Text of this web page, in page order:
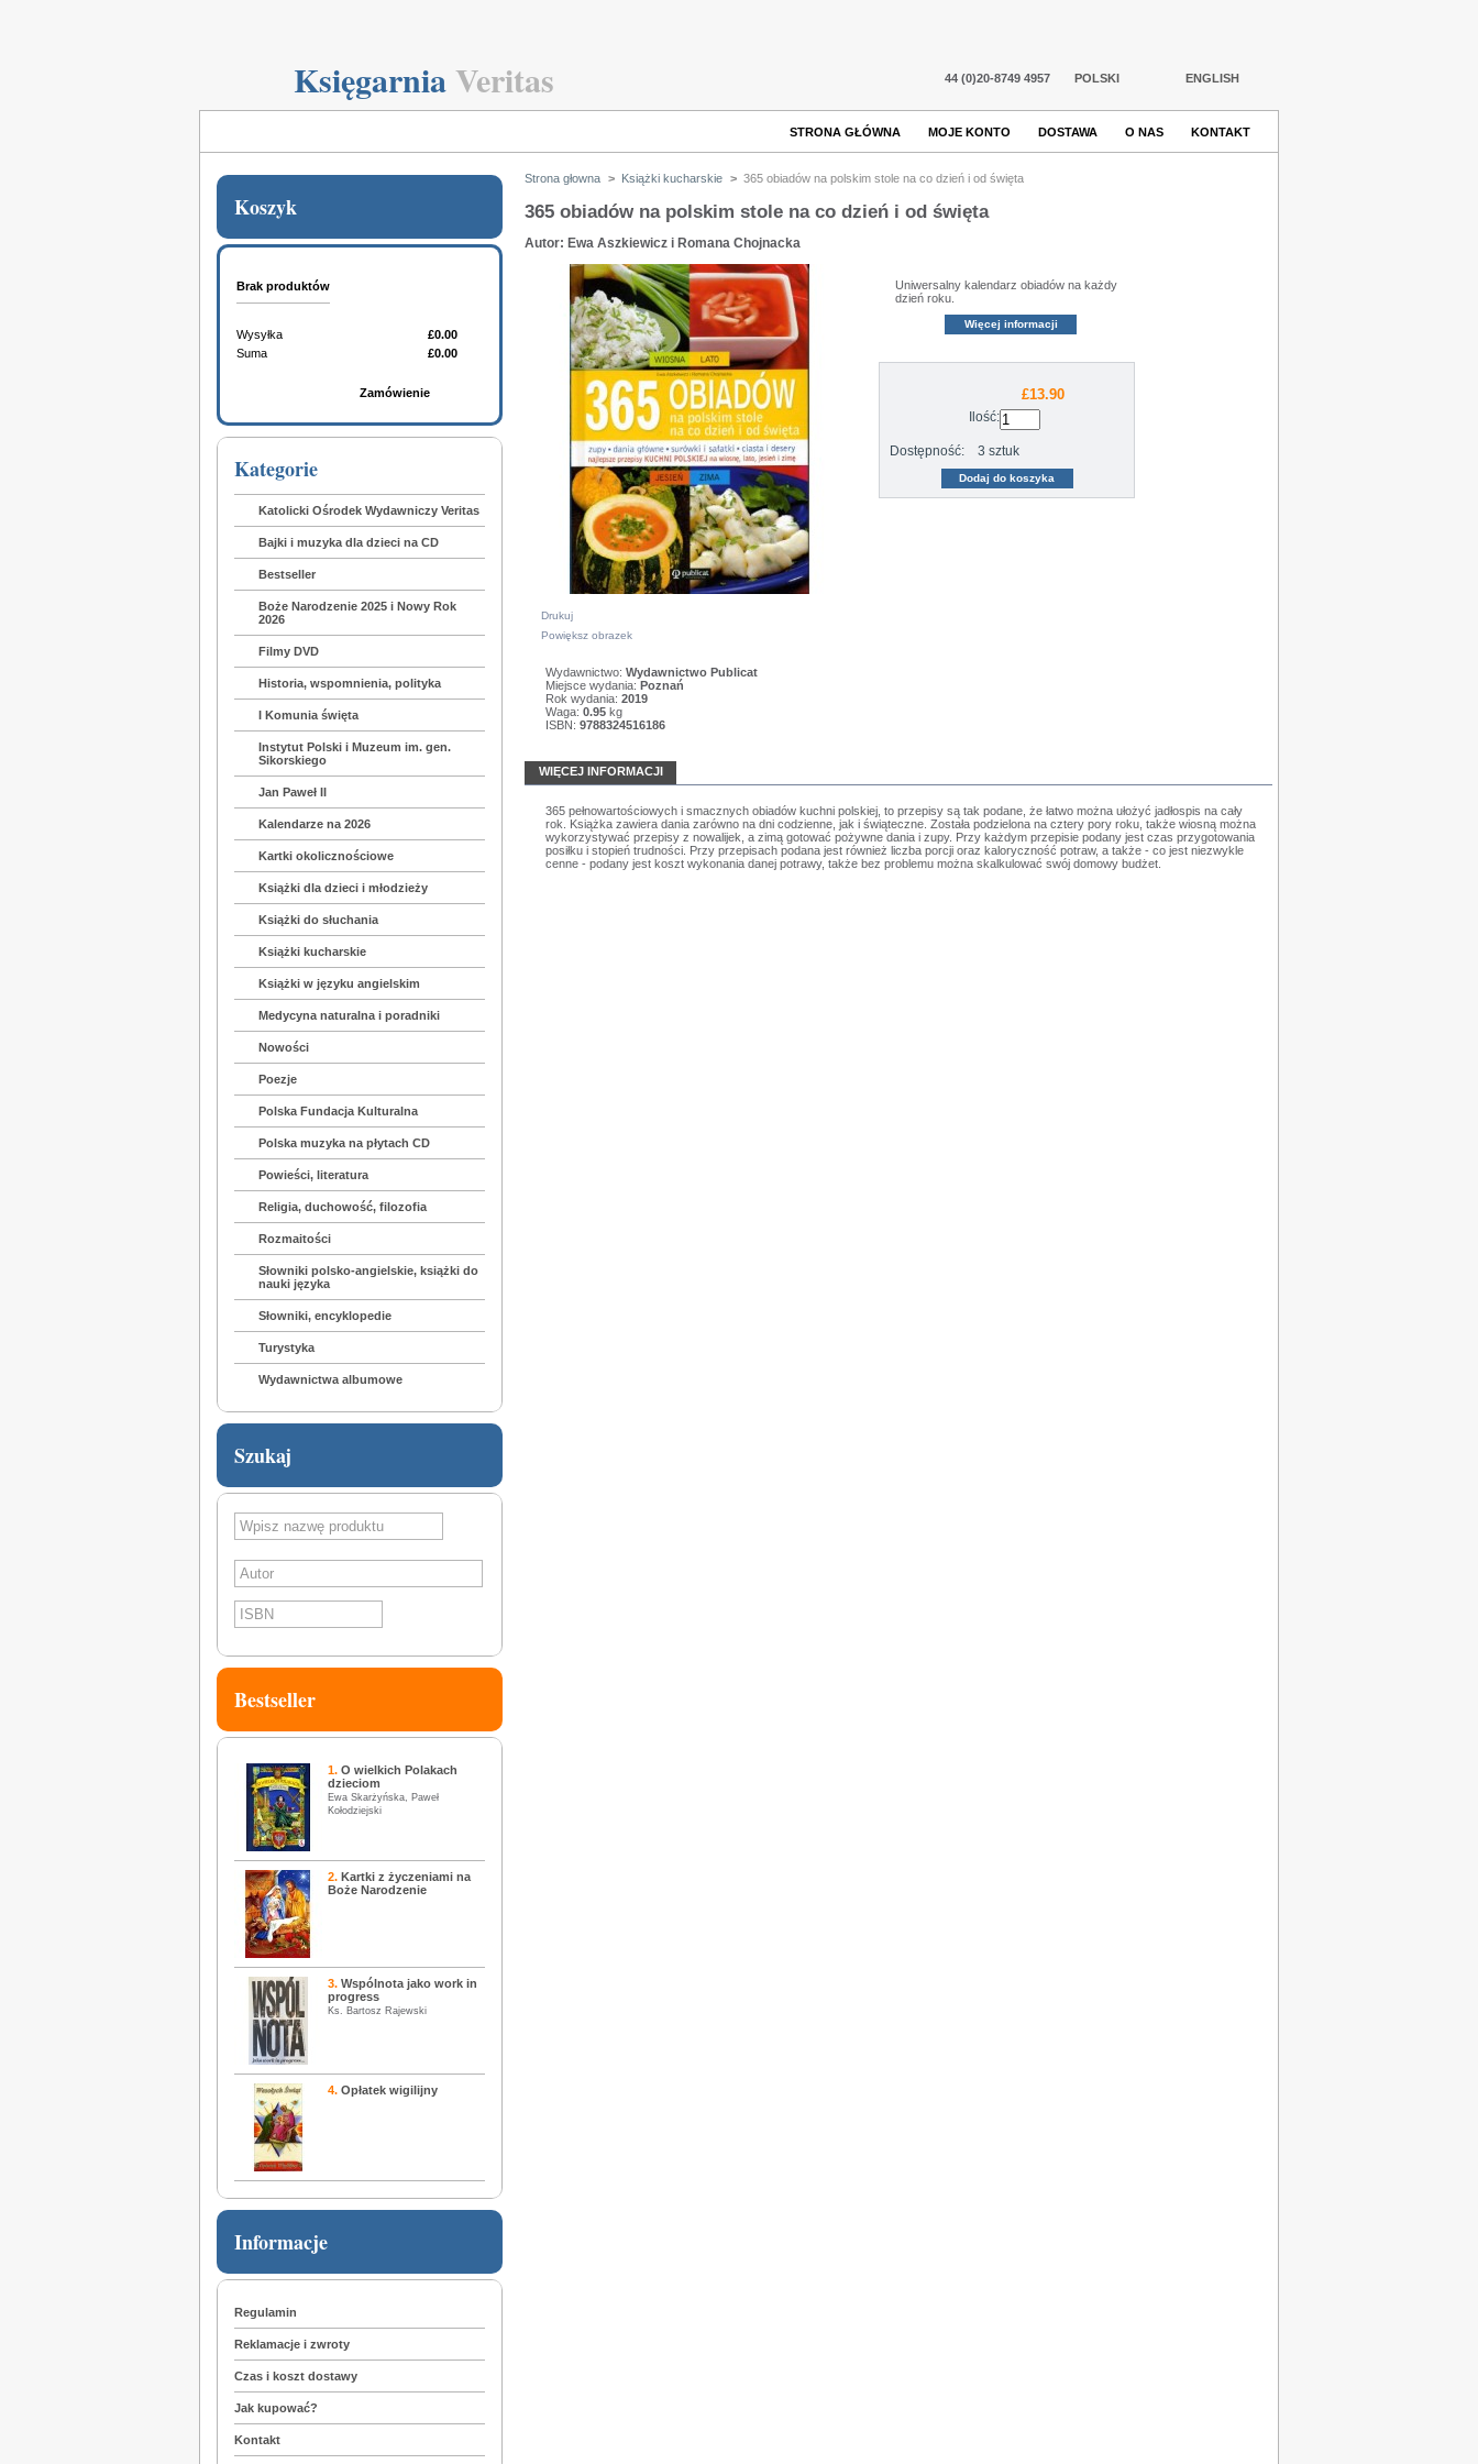
KsięgarniaVeritas 44 (0)20-8749 4957 POLSKI ENGLISH
STRONA GŁÓWNA MOJE KONTO DOSTAWA O NAS KONTAKT
Koszyk
Brak produktów
Wysyłka
£0.00
Suma
£0.00
Zamówienie
Kategorie
Katolicki Ośrodek Wydawniczy Veritas
Bajki i muzyka dla dzieci na CD
Bestseller
Boże Narodzenie 2025 i Nowy Rok
2026
Filmy DVD
Historia, wspomnienia, polityka
I Komunia święta
Instytut Polski i Muzeum im. gen.
Sikorskiego
Jan Paweł II
Kalendarze na 2026
Kartki okolicznościowe
Książki dla dzieci i młodzieży
Książki do słuchania
Książki kucharskie
Książki w języku angielskim
Medycyna naturalna i poradniki
Nowości
Poezje
Polska Fundacja Kulturalna
Polska muzyka na płytach CD
Powieści, literatura
Religia, duchowość, filozofia
Rozmaitości
Słowniki polsko-angielskie, książki do
nauki języka
Słowniki, encyklopedie
Turystyka
Wydawnictwa albumowe
Szukaj
Bestseller
1. O wielkich Polakach
dzieciom
Ewa Skarżyńska, Paweł
Kołodziejski
2. Kartki z życzeniami na
Boże Narodzenie
3. Wspólnota jako work in
progress
Ks. Bartosz Rajewski
4. Opłatek wigilijny
Informacje
Regulamin
Reklamacje i zwroty
Czas i koszt dostawy
Jak kupować?
Kontakt
Strona głowna > Książki kucharskie > 365 obiadów na polskim stole na co dzień i od święta
365 obiadów na polskim stole na co dzień i od święta
Autor: Ewa Aszkiewicz i Romana Chojnacka
Drukuj
Powiększ obrazek
Uniwersalny kalendarz obiadów na każdy
dzień roku.
Więcej informacji
£13.90
Ilość:
Dostępność: 3 sztuk
Wydawnictwo: Wydawnictwo Publicat
Miejsce wydania: Poznań
Rok wydania: 2019
Waga: 0.95kg
ISBN: 9788324516186
WIĘCEJ INFORMACJI
365 pełnowartościowych i smacznych obiadów kuchni polskiej, to przepisy są tak podane, że łatwo można ułożyć jadłospis na cały
rok. Książka zawiera dania zarówno na dni codzienne, jak i świąteczne. Została podzielona na cztery pory roku, także wiosną można
wykorzystywać przepisy z nowalijek, a zimą gotować pożywne dania i zupy. Przy każdym przepisie podany jest czas przygotowania
posiłku i stopień trudności. Przy przepisach podana jest również liczba porcji oraz kaloryczność potraw, a także - co jest niezwykle
cenne - podany jest koszt wykonania danej potrawy, także bez problemu można skalkulować swój domowy budżet.